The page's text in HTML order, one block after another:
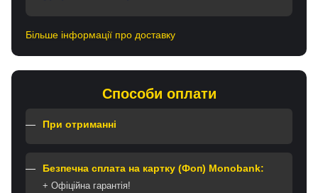
Більше інформації про доставку
Способи оплати
При отриманні
Безпечна сплата на картку (Фоп) Monobank:
+ Офіційна гарантія!